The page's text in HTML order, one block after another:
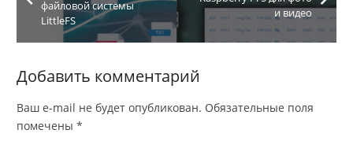
файловой системы
LittleFS
и видео
Добавить комментарий
Ваш e-mail не будет опубликован. Обязательные поля
помечены *